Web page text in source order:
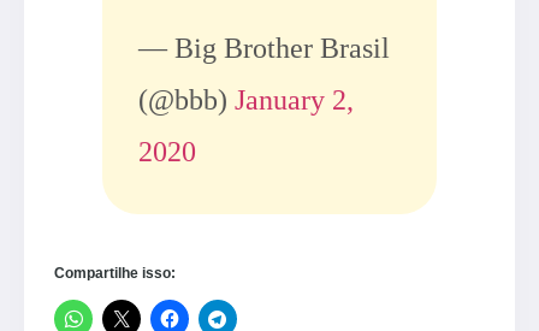
— Big Brother Brasil
(@bbb) January 2,
2020
Compartilhe isso: